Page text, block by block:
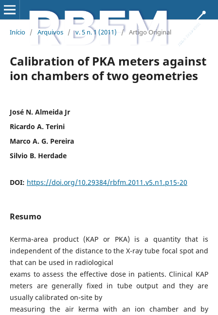
Início / Arquivos / v. 5 n. 1 (2011) / Artigo Original
Calibration of PKA meters against
ion chambers of two geometries
José N. Almeida Jr
Ricardo A. Terini
Marco A. G. Pereira
Silvio B. Herdade
DOI: https://doi.org/10.29384/rbfm.2011.v5.n1.p15-20
Resumo
Kerma-area product (KAP or PKA) is a quantity that is
independent of the distance to the X-ray tube focal spot and
that can be used in radiological
exams to assess the effective dose in patients. Clinical KAP
meters are generally fixed in tube output and they are
usually calibrated on-site by
measuring the air kerma with an ion chamber and by